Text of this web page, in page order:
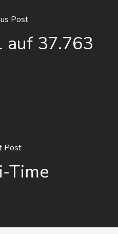
Post
auf 37.763
Post
Time